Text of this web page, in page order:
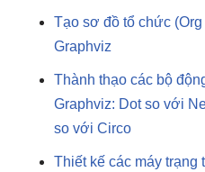
Tạo sơ đồ tổ chức (Org
Graphviz
Thành thạo các bộ
Graphviz: Dot so với
so với Circo
Thiết kế các máy trạng